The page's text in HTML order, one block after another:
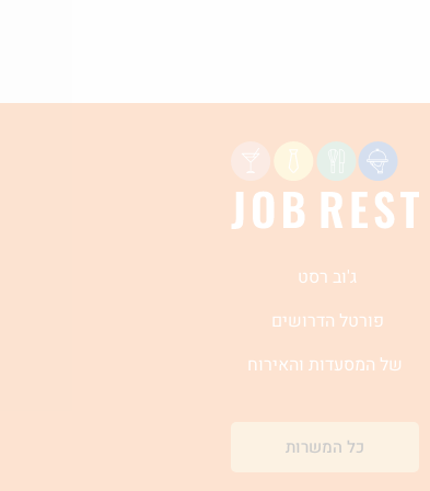
ג'וב רסט
פורטל הדרושים
של המסעדות והאירוח
כל המשרות